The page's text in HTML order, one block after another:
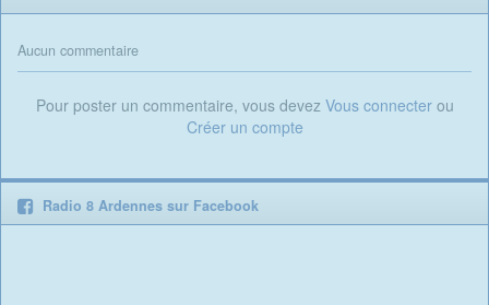
Aucun commentaire
Pour poster un commentaire, vous devez Vous connecterou
Créer un compte
Radio 8 Ardennes sur Facebook